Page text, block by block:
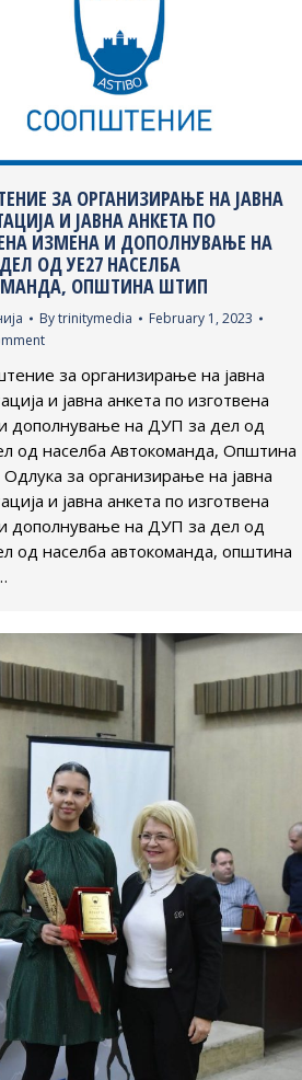
ЗА ОРГАНИЗИРАЊЕ НА ЈАВНА
И ЈАВНА АНКЕТА ПО
ИЗМЕНА И ДОПОЛНУВАЊЕ НА
ОД УЕ27 НАСЕЛБА
ОПШТИНА ШТИП
Bytrinitymedia
February 1, 2023
за организирање на јавна
и јавна анкета по изготвена
дополнување на ДУП за дел од
од населба Автокоманда, Општина
за организирање на јавна
и јавна анкета по изготвена
дополнување на ДУП за дел од
од населба автокоманда, општина